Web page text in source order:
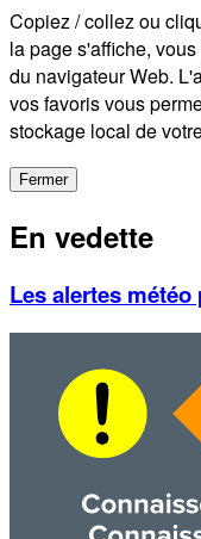
Copiez / collez ou
la page s'affiche,
du navigateur Web.
vos favoris vous
stockage local de
Fermer
En vedette
Les alertes